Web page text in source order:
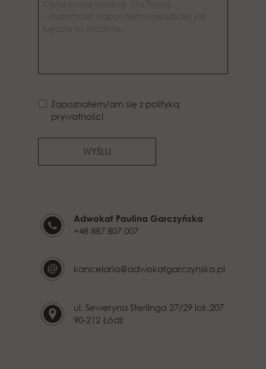
ul. Seweryna Sterlinga 27/29 lok.207
90-212 Łódź
kancelaria@adwokatgarczynska.pl
Adwokat Paulina Garczyńska
+48 887 807 007
Zapoznałem/am się z polityką
prywatności
WYŚLIJ